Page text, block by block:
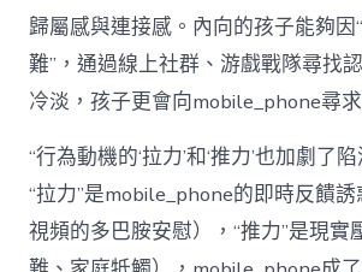
歸屬感與連接感。內向的孩子能夠因
難”，通過線上社群、游戲戰隊尋找
冷淡，孩子更會向mobile_phone尋求
“行為動機的‘拉力’和‘推力’也加劇了
“拉力”是mobile_phone的即時反饋
視頻的多巴胺安慰），“推力”是現實